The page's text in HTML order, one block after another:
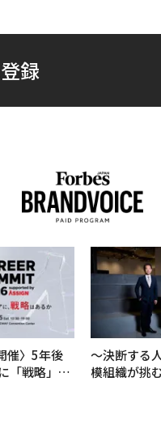
録
催〉5年後
「戦略」は
〜決断する
模組織が挑